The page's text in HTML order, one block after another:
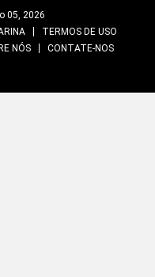
05, 2026
TERMOS DE USO
NÓS CONTATE-NOS